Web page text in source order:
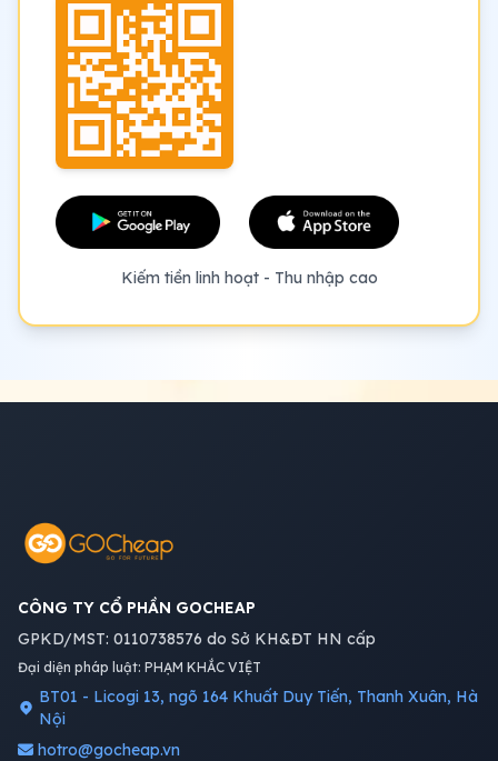
Kiếm tiền linh hoạt - Thu nhập cao
CÔNG TY CỔ PHẦN GOCHEAP
GPKD/MST: 0110738576 do Sở KH&ĐT HN cấp
Đại diện pháp luật: PHẠM KHẮC VIỆT
BT01 - Licogi 13, ngõ 164 Khuất Duy Tiến, Thanh Xuân, Hà
Nội
hotro@gocheap.vn